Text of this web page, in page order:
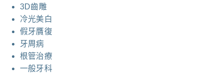
3D齒雕
冷光美白
假牙贋復
牙周病
根管治療
一般牙科